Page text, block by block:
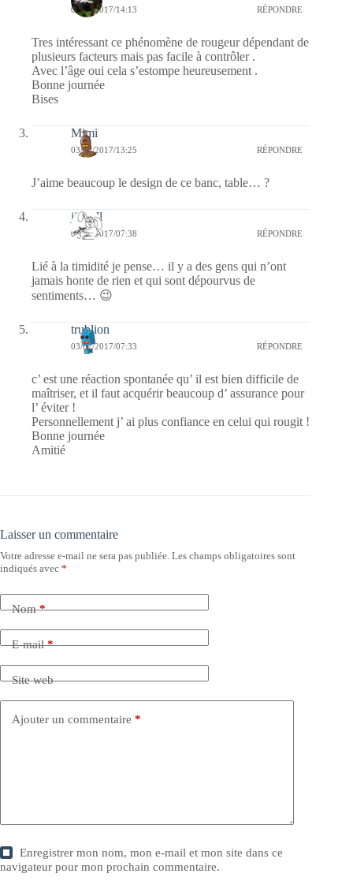
03/07/2017/14:13 RÉPONDRE
Tres intéressant ce phénomène de rougeur dépendant de
plusieurs facteurs mais pas facile à contrôler .
Avec l’âge oui cela s’estompe heureusement .
Bonne journée
Bises
Mimi
03/07/2017/13:25 RÉPONDRE
J’aime beaucoup le design de ce banc, table… ?
jill bill
03/07/2017/07:38 RÉPONDRE
Lié à la timidité je pense… il y a des gens qui n’ont
jamais honte de rien et qui sont dépourvus de
sentiments… 😉
trublion
03/07/2017/07:33 RÉPONDRE
c’ est une réaction spontanée qu’ il est bien difficile de
maîtriser, et il faut acquérir beaucoup d’ assurance pour
l’ éviter !
Personnellement j’ ai plus confiance en celui qui rougit !
Bonne journée
Amitié
Laisser un commentaire
Votre adresse e-mail ne sera pas publiée. Les champs obligatoires sont
indiqués avec *
Nom*
E-mail*
Site web
Ajouter un commentaire *
Enregistrer mon nom, mon e-mail et mon site dans ce
navigateur pour mon prochain commentaire.